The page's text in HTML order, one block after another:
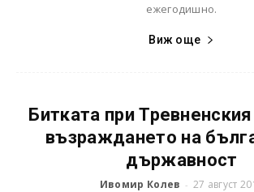
ежегодишно.
Виж още
Битката при
възраждането на
държавност
Ивомир Колев - 27 август